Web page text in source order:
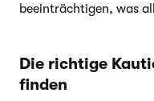
beeinträchtigen, was
Die richtige
finden